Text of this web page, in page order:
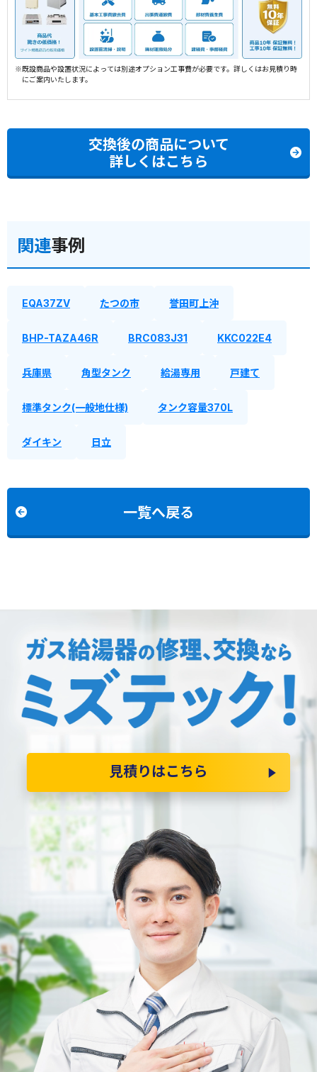
※既設商品や設置状況によっては別途オプション工事費が必要です。詳しくはお見積り時
にご案内いたします。
交換後の商品について
詳しくはこちら
関連事例
EQA37ZV たつの市 誉田町上沖
BHP-TAZA46R BRC083J31 KKC022E4
兵庫県 角型タンク 給湯専用 戸建て
標準タンク(一般地仕様) タンク容量370L
ダイキン 日立
一覧へ戻る
見積りはこちら